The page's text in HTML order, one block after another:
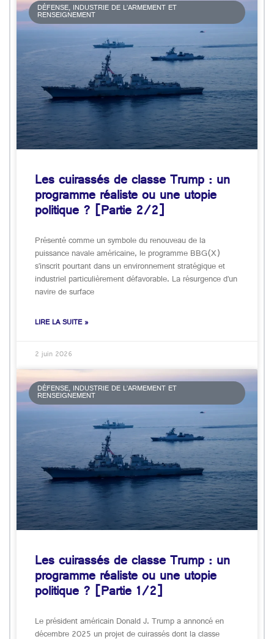
DÉFENSE, INDUSTRIE DE L’ARMEMENT ET
RENSEIGNEMENT
Les cuirassés de classe Trump : un
programme réaliste ou une utopie
politique ? [Partie 2/2]
Présenté comme un symbole du renouveau de la
puissance navale américaine, le programme BBG(X)
s’inscrit pourtant dans un environnement stratégique et
industriel particulièrement défavorable. La résurgence d’un
navire de surface
LIRE LA SUITE »
2 juin 2026
DÉFENSE, INDUSTRIE DE L’ARMEMENT ET
RENSEIGNEMENT
Les cuirassés de classe Trump : un
programme réaliste ou une utopie
politique ? [Partie 1/2]
Le président américain Donald J. Trump a annoncé en
décembre 2025 un projet de cuirassés dont la classe